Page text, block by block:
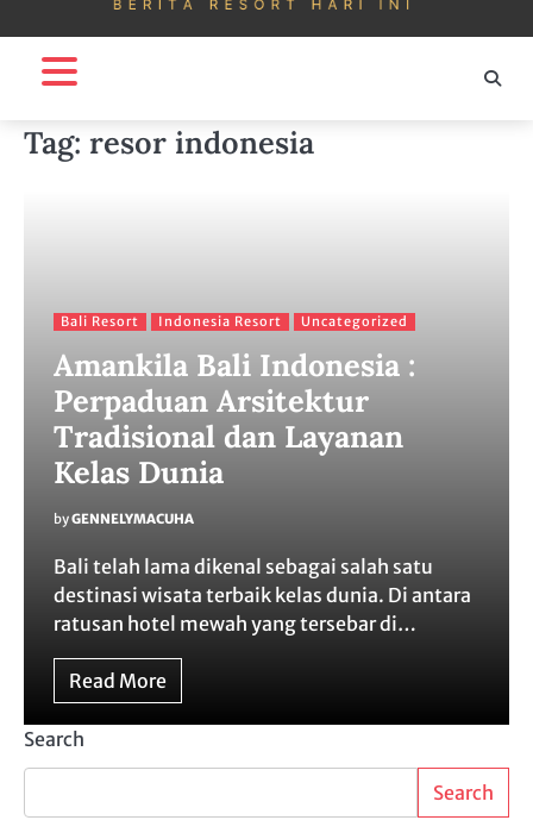
Tag: resor indonesia
Bali Resort Indonesia Resort Uncategorized
Amankila Bali Indonesia :
Perpaduan Arsitektur
Tradisional dan Layanan
Kelas Dunia
byGENNELYMACUHA
Bali telah lama dikenal sebagai salah satu
destinasi wisata terbaik kelas dunia. Di antara
ratusan hotel mewah yang tersebar di…
Read More
Search
Search